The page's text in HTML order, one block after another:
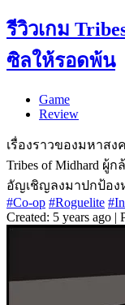
รีวิวเกม
ซิลให้รอดพ้น
Game
Review
เรื่องราวของมหาส
Tribes of Midhard
อัญเชิญลงมาปกป้อง
#Co-op #Roguelite
Created: 5 years ago |